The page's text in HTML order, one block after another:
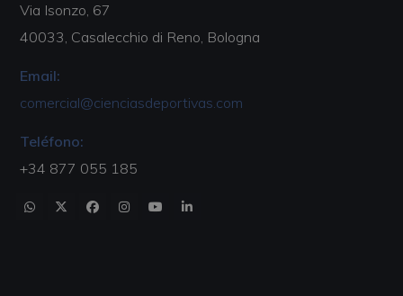
Via Isonzo, 67
40033, Casalecchio di Reno, Bologna
Email:
comercial@cienciasdeportivas.com
Teléfono:
+34 877 055 185